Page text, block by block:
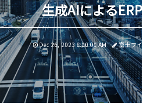
生成AIによる
Dec 26, 2023 8:00:00 AM 富士フ